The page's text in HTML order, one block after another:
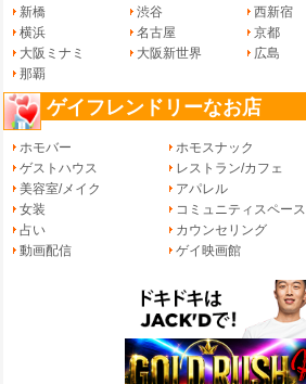
新橋
渋谷 西新宿
横浜
名古屋 京都
大阪ミナミ
大阪新世界 広島
那覇
ゲイフレンドリーなお店
ホモバー ホモスナック
ゲストハウス
レストラン/カフェ
美容室/メイク
アパレル
女装
コミュニティスペース
占い
カウンセリング
動画配信
ゲイ映画館